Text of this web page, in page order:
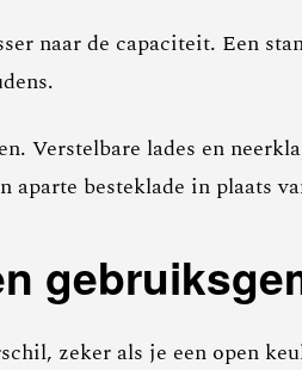
naar de capaciteit. Een
Verstelbare lades en
aparte besteklade in plaats
zeker als je een open